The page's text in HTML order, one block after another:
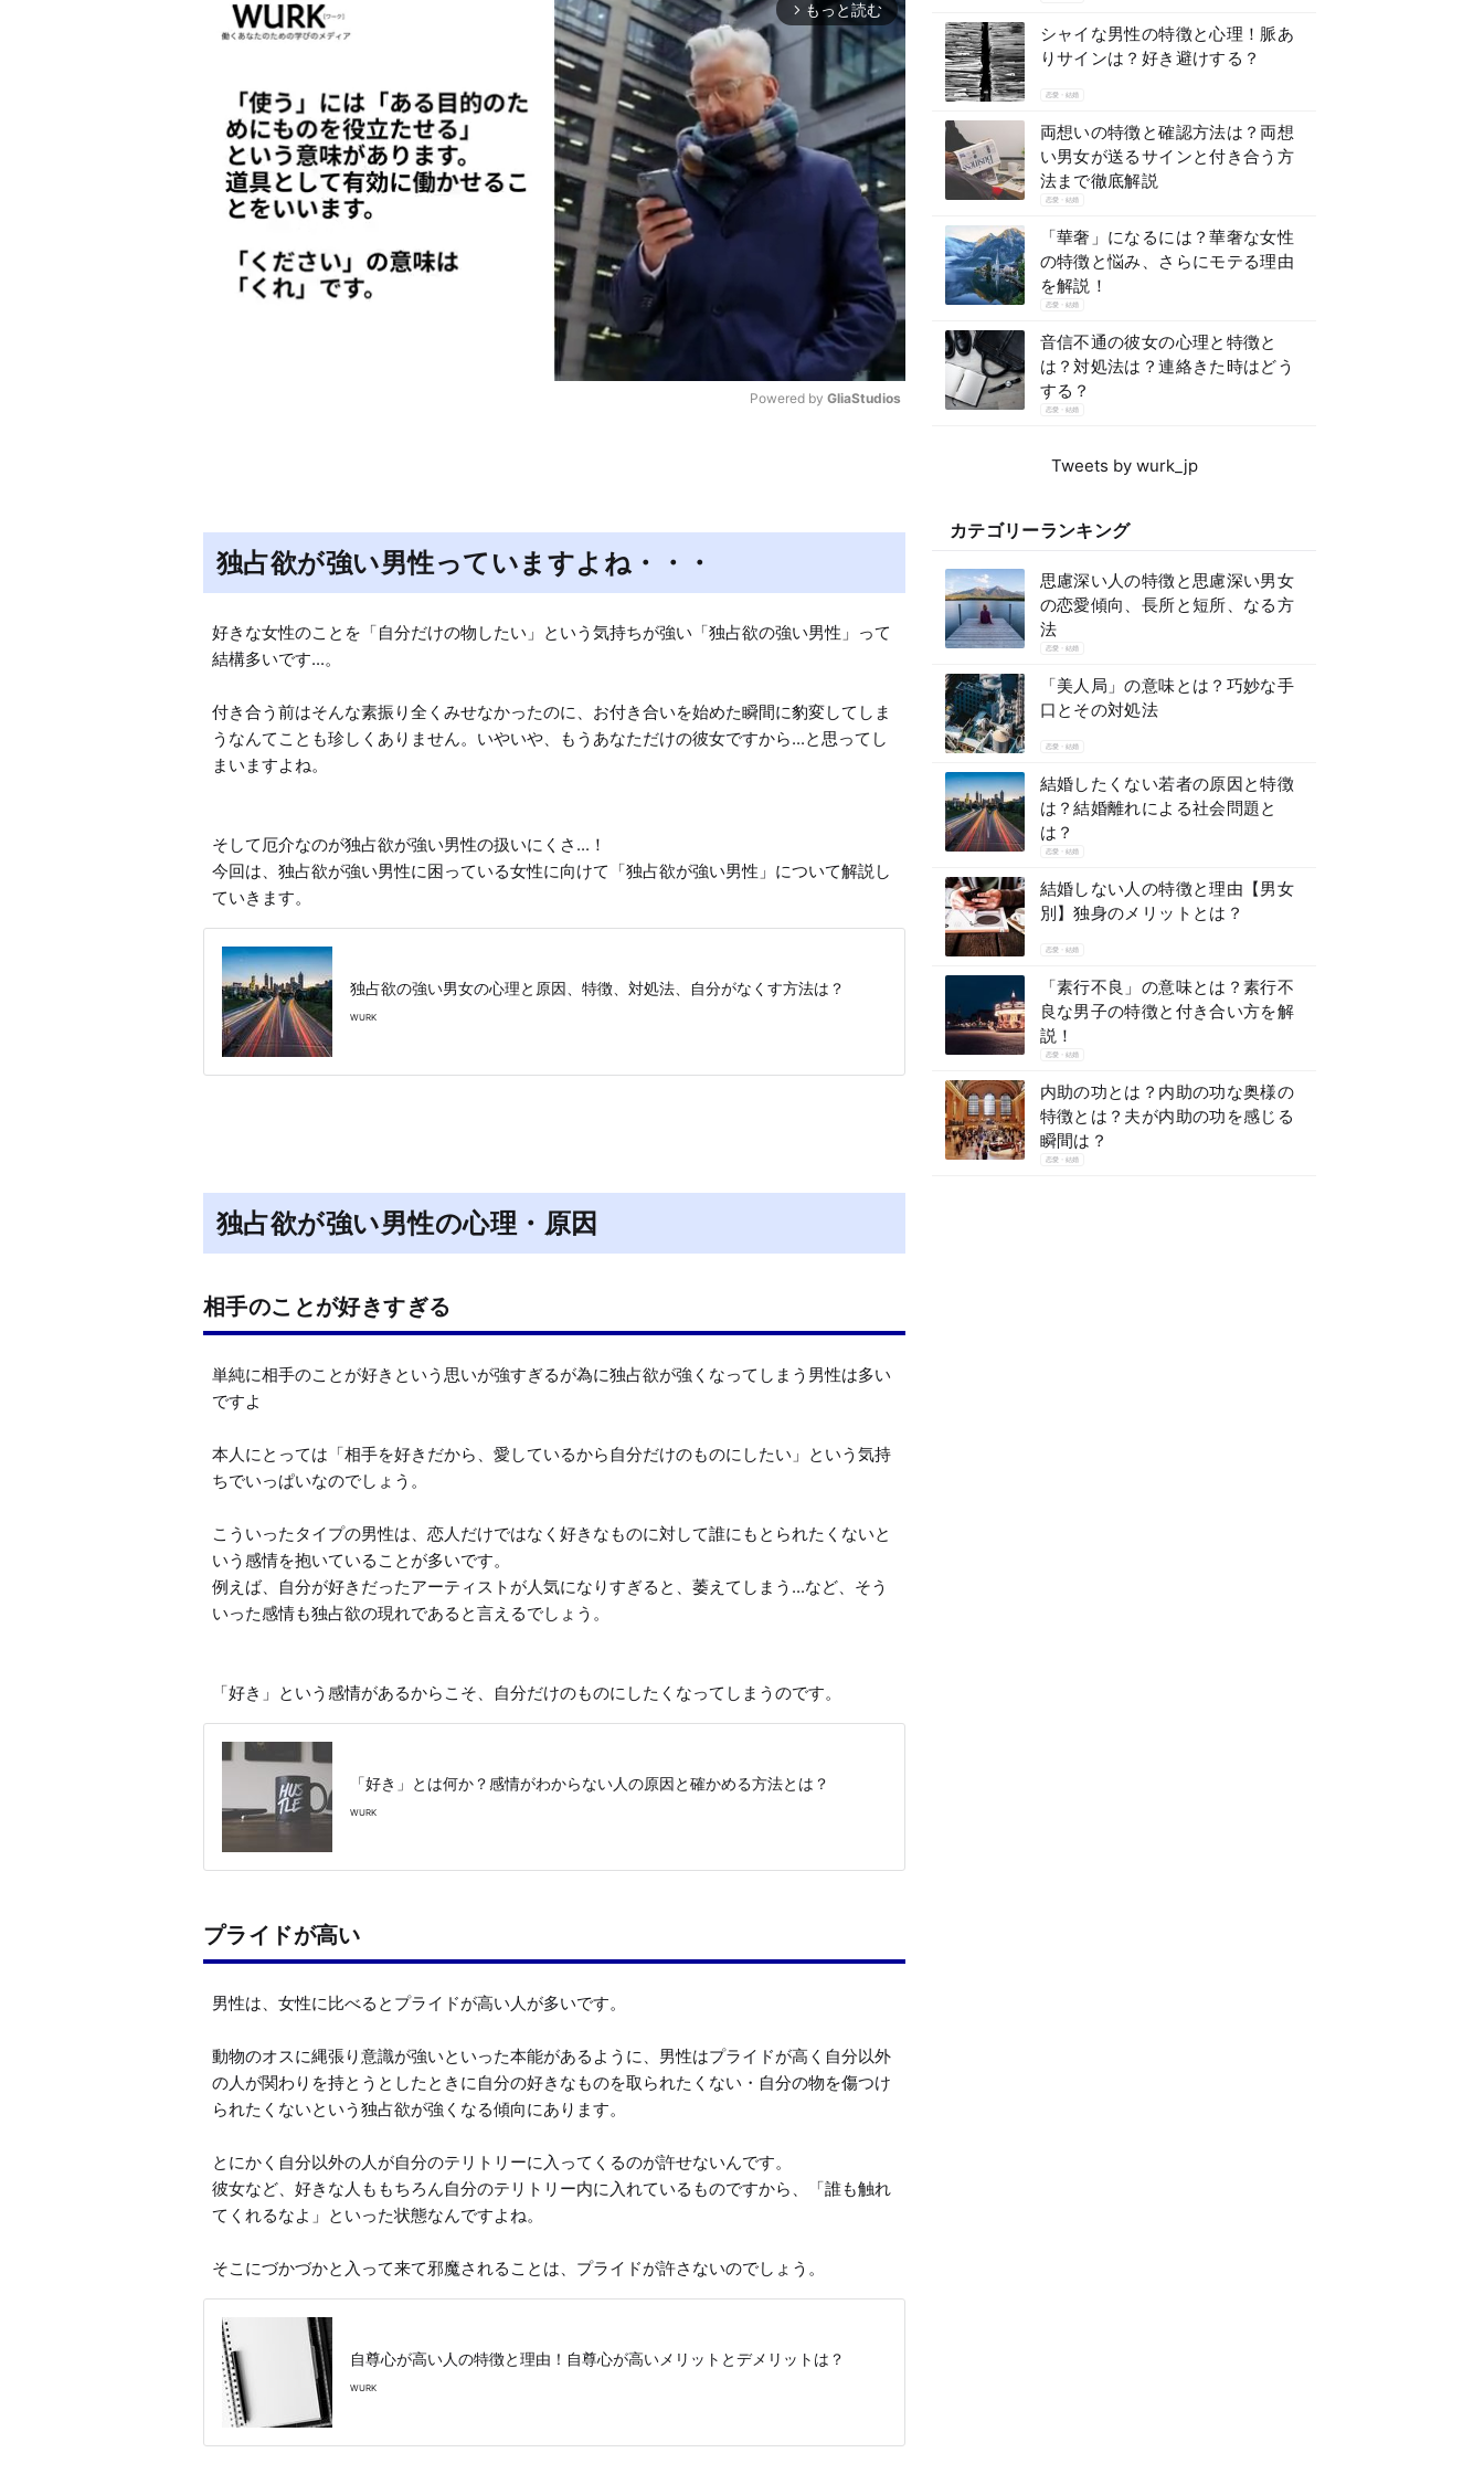
arrow_forward_ios もっと読む
Powered by GliaStudios
独占欲が強い男性っていますよね・・・
好きな女性のことを「自分だけの物したい」という気持ちが強い「独占欲の強い男性」って
結構多いです...。
付き合う前はそんな素振り全くみせなかったのに、お付き合いを始めた瞬間に豹変してしま
うなんてことも珍しくありません。いやいや、もうあなただけの彼女ですから...と思ってし
まいますよね。
そして厄介なのが独占欲が強い男性の扱いにくさ...！
今回は、独占欲が強い男性に困っている女性に向けて「独占欲が強い男性」について解説し
ていきます。
独占欲の強い男女の心理と原因、特徴、対処法、自分がなくす方法は？
WURK
独占欲が強い男性の心理・原因
相手のことが好きすぎる
単純に相手のことが好きという思いが強すぎるが為に独占欲が強くなってしまう男性は多い
ですよ
本人にとっては「相手を好きだから、愛しているから自分だけのものにしたい」という気持
ちでいっぱいなのでしょう。
こういったタイプの男性は、恋人だけではなく好きなものに対して誰にもとられたくないと
いう感情を抱いていることが多いです。
例えば、自分が好きだったアーティストが人気になりすぎると、萎えてしまう...など、そう
いった感情も独占欲の現れであると言えるでしょう。
「好き」という感情があるからこそ、自分だけのものにしたくなってしまうのです。
「好き」とは何か？感情がわからない人の原因と確かめる方法とは？
WURK
プライドが高い
男性は、女性に比べるとプライドが高い人が多いです。
動物のオスに縄張り意識が強いといった本能があるように、男性はプライドが高く自分以外
の人が関わりを持とうとしたときに自分の好きなものを取られたくない・自分の物を傷つけ
られたくないという独占欲が強くなる傾向にあります。
とにかく自分以外の人が自分のテリトリーに入ってくるのが許せないんです。
彼女など、好きな人ももちろん自分のテリトリー内に入れているものですから、「誰も触れ
てくれるなよ」といった状態なんですよね。
そこにづかづかと入って来て邪魔されることは、プライドが許さないのでしょう。
自尊心が高い人の特徴と理由！自尊心が高いメリットとデメリットは？
WURK
シャイな男性の特徴と心理！脈あ
りサインは？好き避けする？
恋愛・結婚
両想いの特徴と確認方法は？両想
い男女が送るサインと付き合う方
法まで徹底解説
恋愛・結婚
「華奢」になるには？華奢な女性
の特徴と悩み、さらにモテる理由
を解説！
恋愛・結婚
音信不通の彼女の心理と特徴と
は？対処法は？連絡きた時はどう
する？
恋愛・結婚
Tweets by wurk_jp
カテゴリーランキング
思慮深い人の特徴と思慮深い男女
の恋愛傾向、長所と短所、なる方
法
恋愛・結婚
「美人局」の意味とは？巧妙な手
口とその対処法
恋愛・結婚
結婚したくない若者の原因と特徴
は？結婚離れによる社会問題と
は？
恋愛・結婚
結婚しない人の特徴と理由【男女
別】独身のメリットとは？
恋愛・結婚
「素行不良」の意味とは？素行不
良な男子の特徴と付き合い方を解
説！
恋愛・結婚
内助の功とは？内助の功な奥様の
特徴とは？夫が内助の功を感じる
瞬間は？
恋愛・結婚